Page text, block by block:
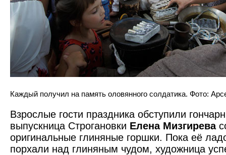
Каждый получил на память оловянного солдатика. Фото:
Взрослые гости праздника обступили
выпускница Строгановки Елена Мизгирева
оригинальные глиняные горшки. Пока её
порхали над глиняным чудом, художница